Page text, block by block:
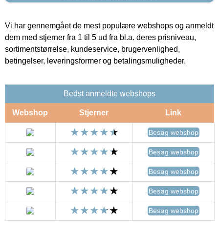
Vi har gennemgået de mest populære webshops og anmeldt
dem med stjerner fra 1 til 5 ud fra bl.a. deres prisniveau,
sortimentstørrelse, kundeservice, brugervenlighed,
betingelser, leveringsformer og betalingsmuligheder.
Bedst anmeldte webshops
Webshop Stjerner Link
Besøg webshop
Besøg webshop
Besøg webshop
Besøg webshop
Besøg webshop